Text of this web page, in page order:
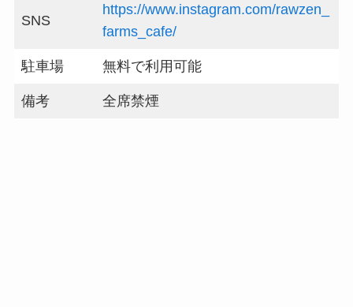
SNS
https://www.instagram.com/rawzen_
farms_cafe/
駐車場 無料で利用可能
備考 全席禁煙